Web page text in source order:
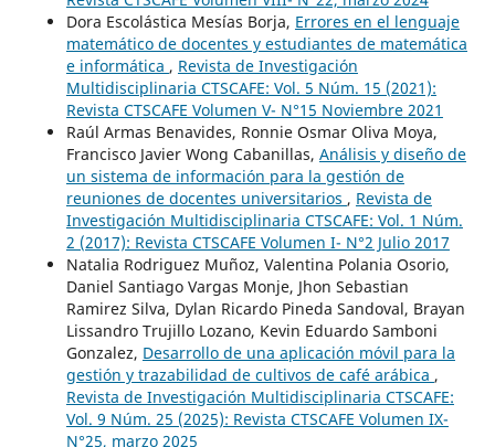
Dora Escolástica Mesías Borja, Errores en el lenguaje
matemático de docentes y estudiantes de matemática
e informática , Revista de Investigación
Multidisciplinaria CTSCAFE: Vol. 5 Núm. 15 (2021):
Revista CTSCAFE Volumen V- N°15 Noviembre 2021
Raúl Armas Benavides, Ronnie Osmar Oliva Moya,
Francisco Javier Wong Cabanillas, Análisis y diseño de
un sistema de información para la gestión de
reuniones de docentes universitarios , Revista de
Investigación Multidisciplinaria CTSCAFE: Vol. 1 Núm.
2 (2017): Revista CTSCAFE Volumen I- N°2 Julio 2017
Natalia Rodriguez Muñoz, Valentina Polania Osorio,
Daniel Santiago Vargas Monje, Jhon Sebastian
Ramirez Silva, Dylan Ricardo Pineda Sandoval, Brayan
Lissandro Trujillo Lozano, Kevin Eduardo Samboni
Gonzalez, Desarrollo de una aplicación móvil para la
gestión y trazabilidad de cultivos de café arábica ,
Revista de Investigación Multidisciplinaria CTSCAFE:
Vol. 9 Núm. 25 (2025): Revista CTSCAFE Volumen IX-
N°25, marzo 2025